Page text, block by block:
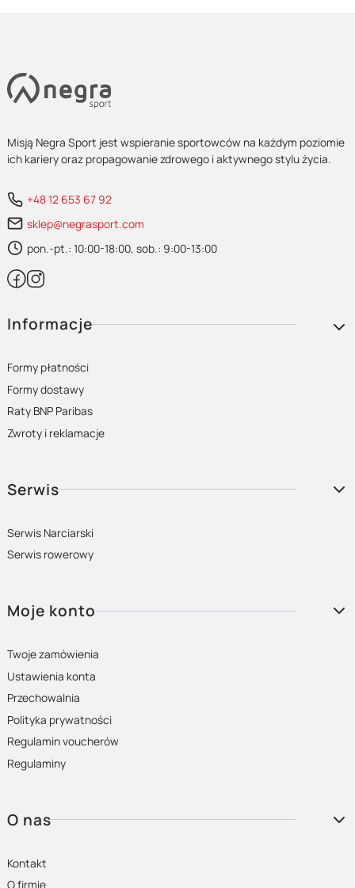
Misją Negra Sport jest wspieranie sportowców na każdym poziomie
ich kariery oraz propagowanie zdrowego i aktywnego stylu życia.
+48 12 653 67 92
sklep@negrasport.com
pon.-pt.: 10:00-18:00, sob.: 9:00-13:00
Linki w stopce
Informacje
Formy płatności
Formy dostawy
Raty BNP Paribas
Zwroty i reklamacje
Serwis
Serwis Narciarski
Serwis rowerowy
Moje konto
Twoje zamówienia
Ustawienia konta
Przechowalnia
Polityka prywatności
Regulamin voucherów
Regulaminy
O nas
Kontakt
O firmie